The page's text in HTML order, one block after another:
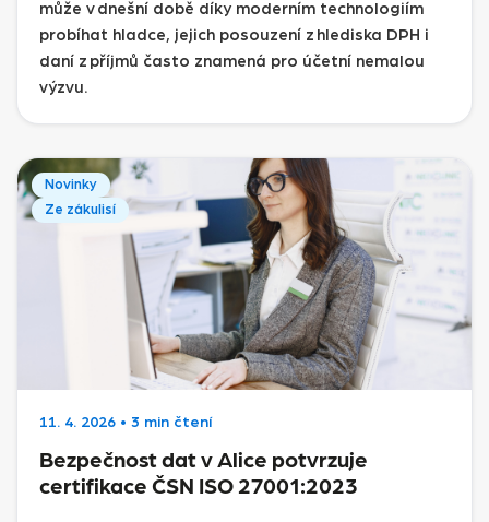
může v dnešní době díky moderním technologiím
probíhat hladce, jejich posouzení z hlediska DPH i
daní z příjmů často znamená pro účetní nemalou
výzvu.
Novinky
Ze zákulisí
11. 4. 2026 • 3 min čtení
Bezpečnost dat v Alice potvrzuje
certifikace ČSN ISO 27001:2023